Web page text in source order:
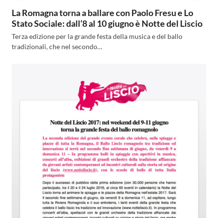
La Romagna torna a ballare con Paolo Fresu e Lo
Stato Sociale: dall’8 al 10 giugno è Notte del Liscio
Terza edizione per la grande festa della musica e del ballo
tradizionali, che nel secondo…